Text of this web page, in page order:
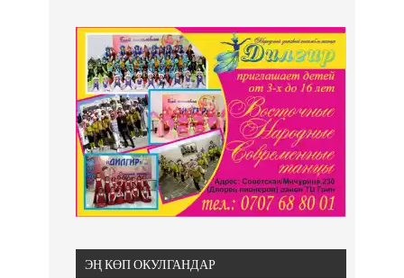
ЭҢ КӨП ОКУЛГАНДАР